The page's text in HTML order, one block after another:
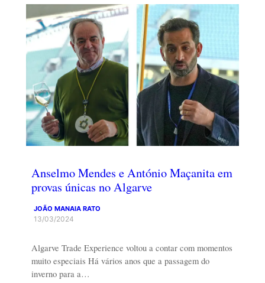
Anselmo Mendes e António Maçanita em
provas únicas no Algarve
JOÃO MANAIA RATO
13/03/2024
Algarve Trade Experience voltou a contar com momentos
muito especiais Há vários anos que a passagem do
inverno para a…